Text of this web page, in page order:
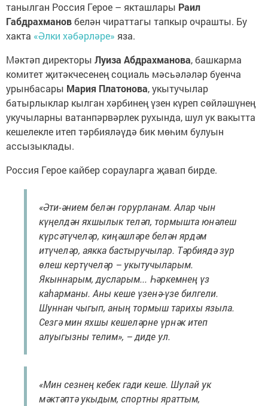
танылган Россия Герое – якташлары Раил
Габдрахмановбелән чираттагы тапкыр очрашты. Бу
хакта «Әлки хәбәрләре» яза.
Мәктәп директоры Луиза Абдрахманова, башкарма
комитет җитәкчесенең социаль мәсьәләләр буенча
урынбасары Мария Платонова, укытучылар
батырлыклар кылган хәрбинең үзен күреп сөйләшүнең
укучыларны ватанпәрвәрлек рухында, шул ук вакытта
кешелекле итеп тәрбияләүдә бик мөһим булуын
ассызыклады.
Россия Герое кайбер сорауларга җавап бирде.
«Әти-әнием белән горурланам. Алар чын
күңелдән яхшылык теләп, тормышта юнәлеш
күрсәтүчеләр, киңәшләре белән ярдәм
итүчеләр, аякка бастыручылар. Тәрбиядә зур
өлеш кертүчеләр – укытучыларым.
Якыннарым, дусларым... Һәркемнең үз
каһарманы. Аны кеше үзенә-үзе билгели.
Шуннан чыгып, аның тормыш тарихы языла.
Сезгә мин яхшы кешеләрне үрнәк итеп
алуыгызны телим», – диде ул.
«Мин сезнең кебек гади кеше. Шулай ук
мәктәптә укыдым, спортны яраттым,